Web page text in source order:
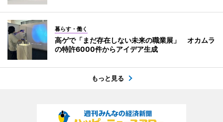
暮らす・働く
高ゲで「まだ存在しない未来の職業展」 オカムラ
の特許6000件からアイデア生成
もっと見る